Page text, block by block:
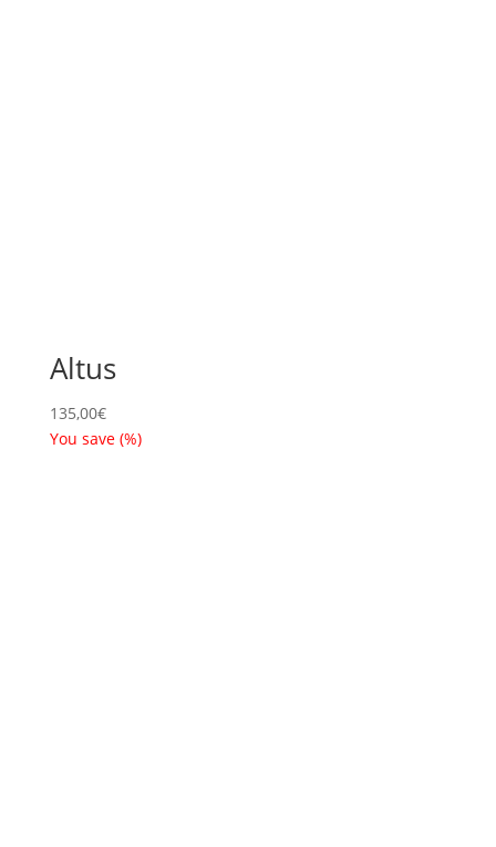
Altus
135,00€
You save (%)